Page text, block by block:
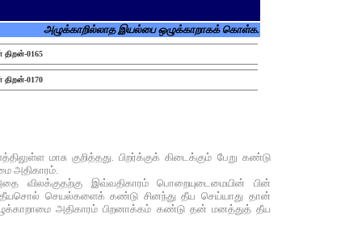
அழுக்காறில்லாத இயல்பை ஒழுக்காறாகக் கொள்க.
திறன்-0165
திறன்-0170
மாசு குறித்தது. பிறர்க்குக் கிடைக்கும் பேறு கண்டு
அதிகாரம்.
விலக்குதற்கு இவ்வதிகாரம் பொறையுடைமையின் பின்
தீயசொல் செயல்களைக் கண்டு சினந்து தீய செய்யாது தான்
அதிகாரம் பிறனாக்கம் கண்டு தன் மனத்துத் தீய